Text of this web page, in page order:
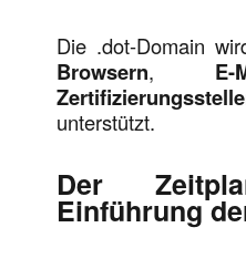
Die .dot-Domain
Browsern, E-
unterstützt.
Der
Einführung